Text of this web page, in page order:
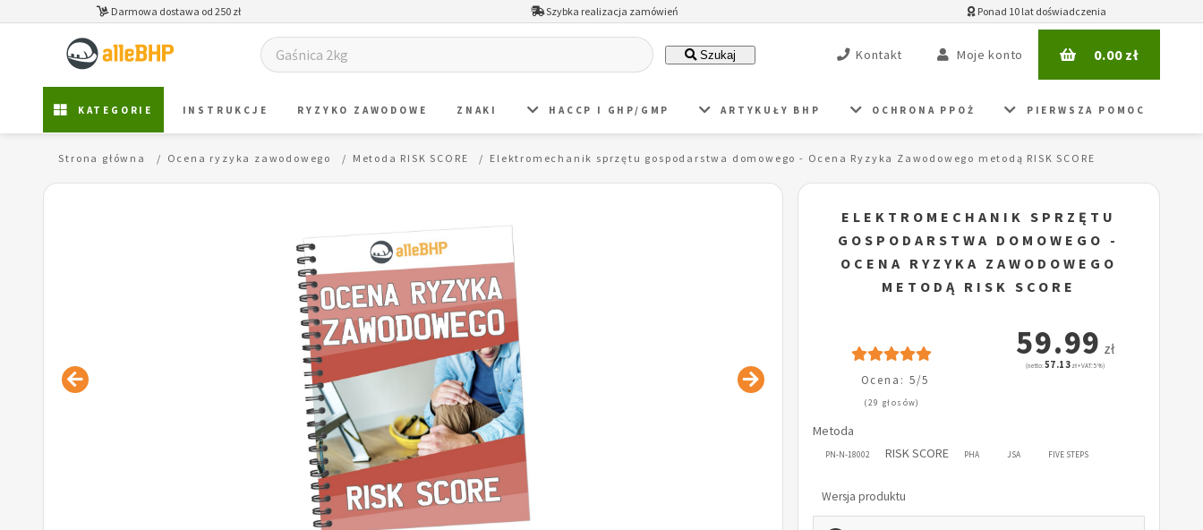
Darmowa dostawa od 250 zł Szybka realizacja zamówień Ponad 10 lat doświadczenia
Szukaj Kontakt Moje konto 0.00zł
KATEGORIE INSTRUKCJE RYZYKO ZAWODOWE ZNAKI HACCP I GHP/GMP ARTYKUŁY BHP OCHRONA PPOŻ PIERWSZA POMOC
Strona główna Ocena ryzyka zawodowego Metoda RISK SCORE Elektromechanik sprzętu gospodarstwa domowego - Ocena Ryzyka Zawodowego metodą RISK SCORE
ELEKTROMECHANIK SPRZĘTU
GOSPODARSTWA DOMOWEGO -
OCENA RYZYKA ZAWODOWEGO
METODĄ RISK SCORE
Ocena: 5/5
(29 głosów)
59.99 zł
(netto:57.13 zł + VAT: 5%)
Metoda
PN-N-18002 RISK SCORE PHA JSA FIVE STEPS
Wersja produktu